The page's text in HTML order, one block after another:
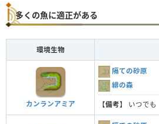
多くの魚に適正がある
環境生物
カンランアミア
隔ての砂原
緋の森
【備考】 いつでも